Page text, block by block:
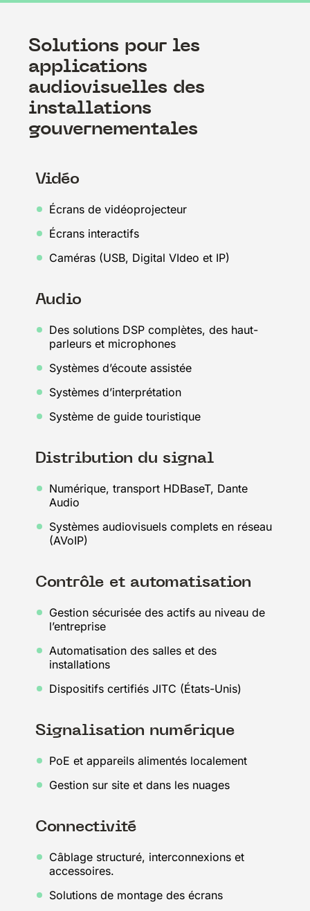
Solutions pour les
applications
audiovisuelles des
installations
gouvernementales
Vidéo
Écrans de vidéoprojecteur
Écrans interactifs
Caméras (USB, Digital VIdeo et IP)
Audio
Des solutions DSP complètes, des haut-
parleurs et microphones
Systèmes d’écoute assistée
Systèmes d’interprétation
Système de guide touristique
Distribution du signal
Numérique, transport HDBaseT, Dante
Audio
Systèmes audiovisuels complets en réseau
(AVoIP)
Contrôle et automatisation
Gestion sécurisée des actifs au niveau de
l’entreprise
Automatisation des salles et des
installations
Dispositifs certifiés JITC (États-Unis)
Signalisation numérique
PoE et appareils alimentés localement
Gestion sur site et dans les nuages
Connectivité
Câblage structuré, interconnexions et
accessoires.
Solutions de montage des écrans